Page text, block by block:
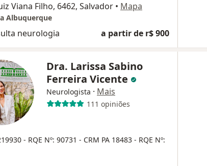
Viana Filho, 6462, Salvador • Mapa
Albuquerque
neurologia a partir de r$ 900
Dra. Larissa Sabino
Ferreira Vicente
Neurologista · Mais
111 opiniões
- RQE Nº: 90731 - CRM PA 18483 - RQE Nº: